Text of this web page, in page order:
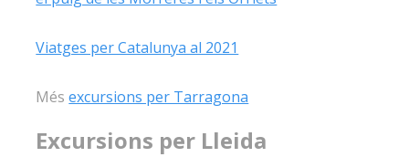
Viatges per Catalunya al 2021
Mésexcursions per Tarragona
Excursions per Lleida